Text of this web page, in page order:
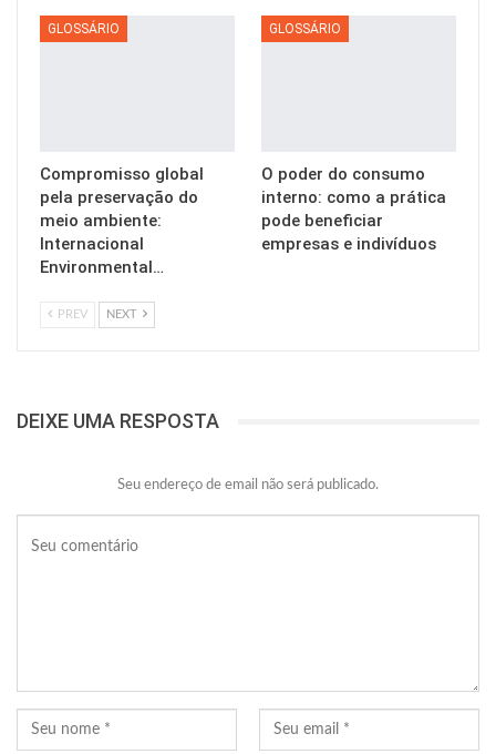
GLOSSÁRIO
Compromisso global
pela preservação do
meio ambiente:
Internacional
Environmental…
GLOSSÁRIO
O poder do consumo
interno: como a prática
pode beneficiar
empresas e indivíduos
PREV NEXT
DEIXE UMA RESPOSTA
Seu endereço de email não será publicado.